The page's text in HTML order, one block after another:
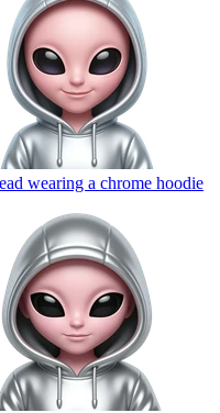
wearing a chrome hoodie